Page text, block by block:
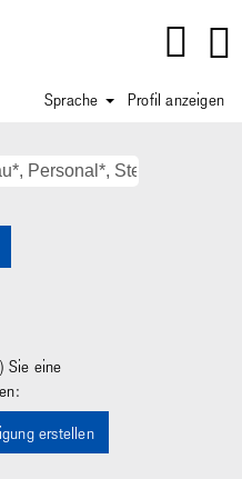
Sprache Profil anzeigen
Sie eine
erstellen